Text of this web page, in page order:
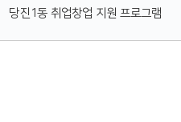
당진1동 취업창업 지원 프로그램